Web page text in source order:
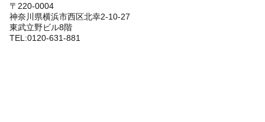
〒220-0004
神奈川県横浜市西区北幸2-10-27
東武立野ビル8階
TEL:0120-631-881